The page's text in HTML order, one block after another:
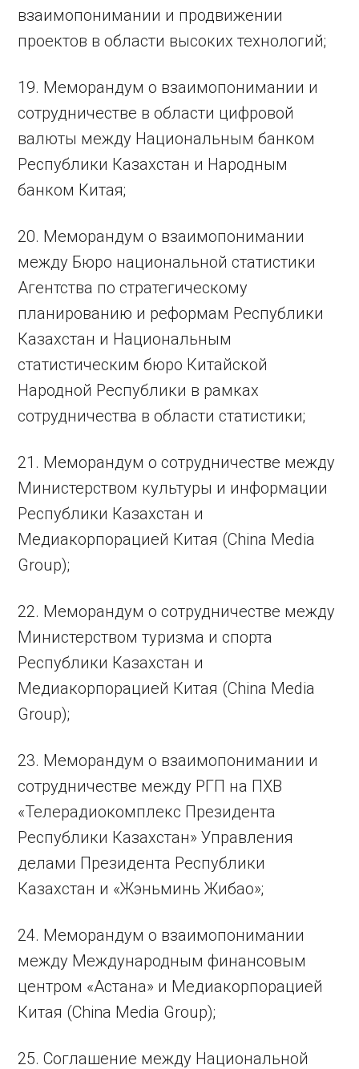
взаимопонимании и продвижении
проектов в области высоких технологий;
19. Меморандум о взаимопонимании и
сотрудничестве в области цифровой
валюты между Национальным банком
Республики Казахстан и Народным
банком Китая;
20. Меморандум о взаимопонимании
между Бюро национальной статистики
Агентства по стратегическому
планированию и реформам Республики
Казахстан и Национальным
статистическим бюро Китайской
Народной Республики в рамках
сотрудничества в области статистики;
21. Меморандум о сотрудничестве между
Министерством культуры и информации
Республики Казахстан и
Медиакорпорацией Китая (China Media
Group);
22. Меморандум о сотрудничестве между
Министерством туризма и спорта
Республики Казахстан и
Медиакорпорацией Китая (China Media
Group);
23. Меморандум о взаимопонимании и
сотрудничестве между РГП на ПХВ
«Телерадиокомплекс Президента
Республики Казахстан» Управления
делами Президента Республики
Казахстан и «Жэньминь Жибао»;
24. Меморандум о взаимопонимании
между Международным финансовым
центром «Астана» и Медиакорпорацией
Китая (China Media Group);
25. Соглашение между Национальной